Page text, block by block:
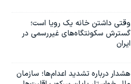
وقتی داشتن خانه یک رویا است؛
گسترش سکونتگاه‌های غیررسمی در
ایران
هشدار درباره تشدید اعدام‌ها؛ سازمان